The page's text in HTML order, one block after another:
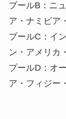
プールB：ニ
ア・ナミビア
プールC：イ
ン・アメリカ
プールD：オ
ア・フィジー